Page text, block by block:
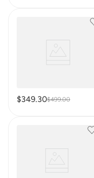
$349.30$499.00